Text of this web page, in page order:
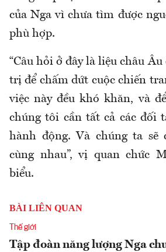
của Nga vì chưa tìm được
phù hợp.
“Câu hỏi ở đây là liệu châu
trị để chấm dứt cuộc chiến
việc này đều khó khăn, và
chúng tôi cần tất cả các đối
hành động. Và chúng ta sẽ
cùng nhau”, vị quan chức
biểu.
BÀI LIÊN QUAN
Thế giới
Tập đoàn năng lượng Nga